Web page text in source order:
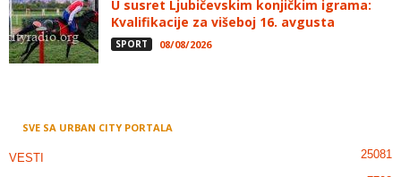
U susret Ljubičevskim konjičkim igrama:
Kvalifikacije za višeboj 16. avgusta
SPORT 08/08/2026
SVE SA URBAN CITY PORTALA
VESTI
25081